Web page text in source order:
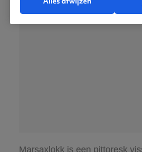
Marsaxlokk is een pittoresk